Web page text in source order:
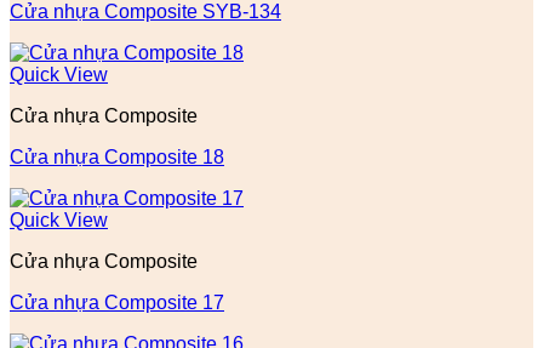
Cửa nhựa Composite SYB-134
Quick View
Cửa nhựa Composite
Cửa nhựa Composite 18
Quick View
Cửa nhựa Composite
Cửa nhựa Composite 17